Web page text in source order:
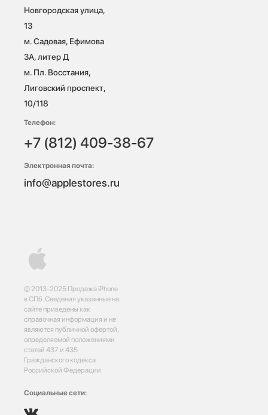
© 2013-2025 Продажа iPhone
в СПб. Сведения указанные на
сайте приведены как
справочная информация и не
являются публичной офертой,
определяемой положениями
статей 437 и 435
Гражданского кодекса
Российской Федерации
Социальные сети:
Новгородская улица,
13
м. Садовая, Ефимова
3А, литер Д
м. Пл. Восстания,
Лиговский проспект,
10/118
Телефон:
+7 (812) 409-38-67
Электронная почта:
info@applestores.ru